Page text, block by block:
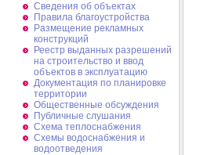
Сведения об объектах
Правила благоустройства
Размещение рекламных
конструкций
Реестр выданных разрешений
на строительство и ввод
объектов в эксплуатацию
Документация по планировке
территории
Общественные обсуждения
Публичные слушания
Схема теплоснабжения
Схемы водоснабжения и
водоотведения